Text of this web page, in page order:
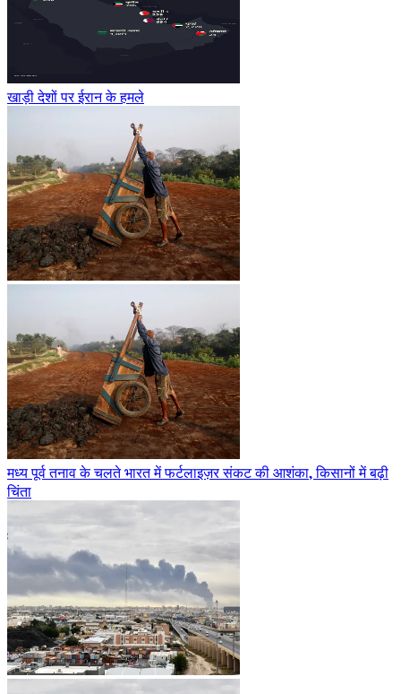
खाड़ी देशों पर ईरान के हमले
मध्य पूर्व तनाव के चलते भारत में फर्टलाइज़र संकट की आशंका, किसानों में बढ़ी
चिंता